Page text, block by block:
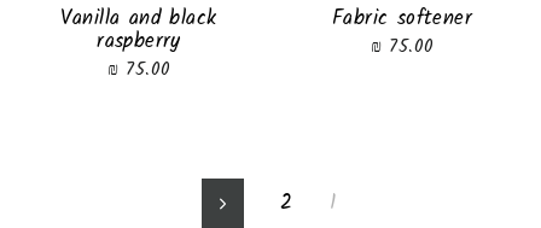
Fabric softener
75.00 ₪
Vanilla and black
raspberry
75.00 ₪
1
2
Next